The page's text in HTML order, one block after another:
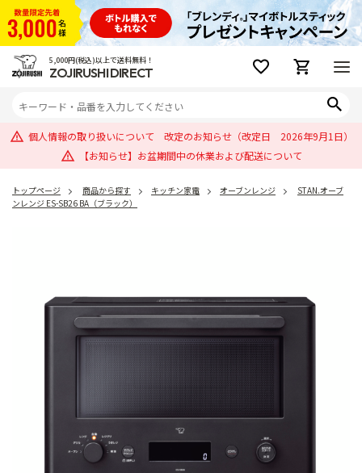
5,000円(税込)以上で送料無料！
ZOJIRUSHI DIRECT
個人情報の取り扱いについて 改定のお知らせ（改定日 2026年9月1日）
【お知らせ】お盆期間中の休業および配送について
トップページ 商品から探す キッチン家電 オーブンレンジ
STAN.オーブ
ンレンジ ES-SB26 BA（ブラック）